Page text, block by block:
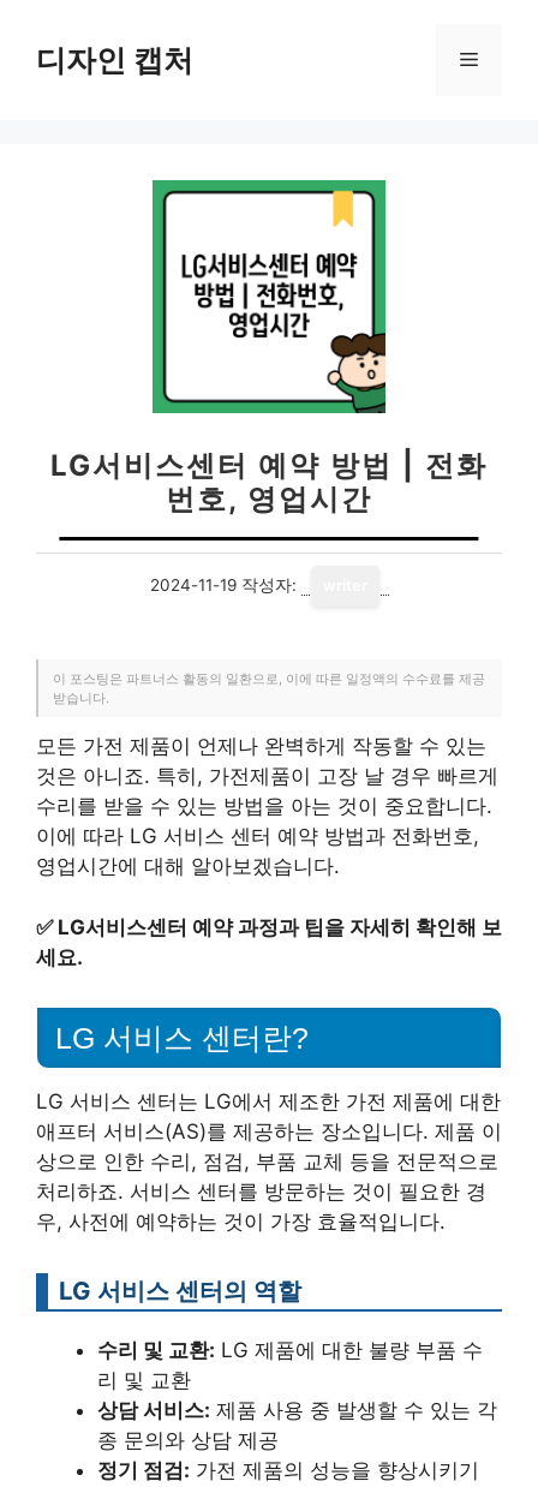
디자인 캡처 메
LG서비스센터 예약 방법 | 전화
번호, 영업시간
2024-11-19 작성자:
이 포스팅은 파트너스 활동의 일환으로, 이에 따른 일정액의 수수료를 제공
받습니다.
모든 가전 제품이 언제나 완벽하게 작동할 수 있는
것은 아니죠. 특히, 가전제품이 고장 날 경우 빠르게
수리를 받을 수 있는 방법을 아는 것이 중요합니다.
이에 따라 LG 서비스 센터 예약 방법과 전화번호,
영업시간에 대해 알아보겠습니다.
✅ LG서비스센터 예약 과정과 팁을 자세히 확인해 보
세요.
LG 서비스 센터란?
LG 서비스 센터는 LG에서 제조한 가전 제품에 대한
애프터 서비스(AS)를 제공하는 장소입니다. 제품 이
상으로 인한 수리, 점검, 부품 교체 등을 전문적으로
처리하죠. 서비스 센터를 방문하는 것이 필요한 경
우, 사전에 예약하는 것이 가장 효율적입니다.
LG 서비스 센터의 역할
수리 및 교환: LG 제품에 대한 불량 부품 수
리 및 교환
상담 서비스: 제품 사용 중 발생할 수 있는 각
종 문의와 상담 제공
정기 점검: 가전 제품의 성능을 향상시키기